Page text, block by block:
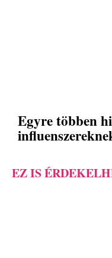
Egyre többen
EZ IS